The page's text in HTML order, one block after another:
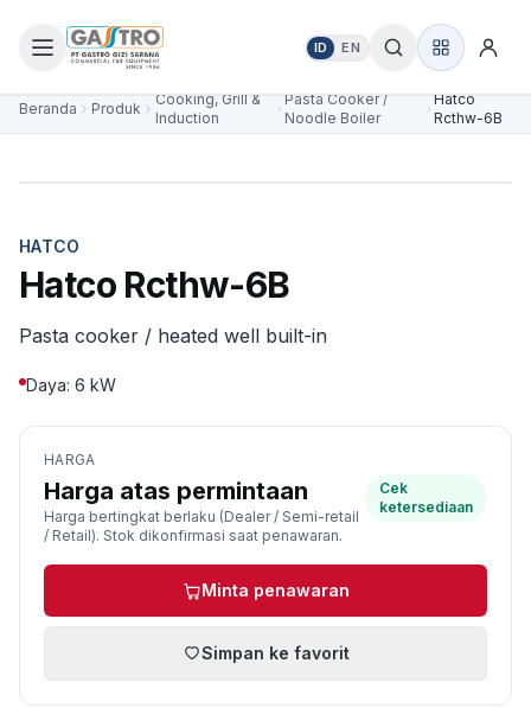
ID EN
Beranda Produk
Cooking, Grill &
Induction
Pasta Cooker /
Noodle Boiler
Hatco
Rcthw-6B
HATCO
Hatco Rcthw-6B
Pasta cooker / heated well built-in
Daya: 6 kW
HARGA
Harga atas permintaan
Harga bertingkat berlaku (Dealer / Semi-retail
/ Retail). Stok dikonfirmasi saat penawaran.
Cek
ketersediaan
Minta penawaran
Simpan ke favorit